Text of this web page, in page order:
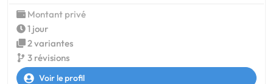
Montant privé
1 jour
2 variantes
3 révisions
Voir le profil